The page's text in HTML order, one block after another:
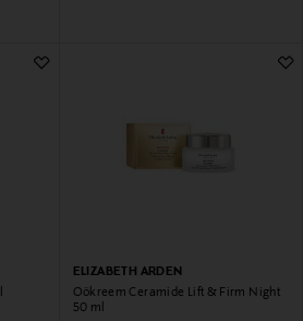
ELIZABETH ARDEN
Öökreem Ceramide Lift & Firm Night
50 ml